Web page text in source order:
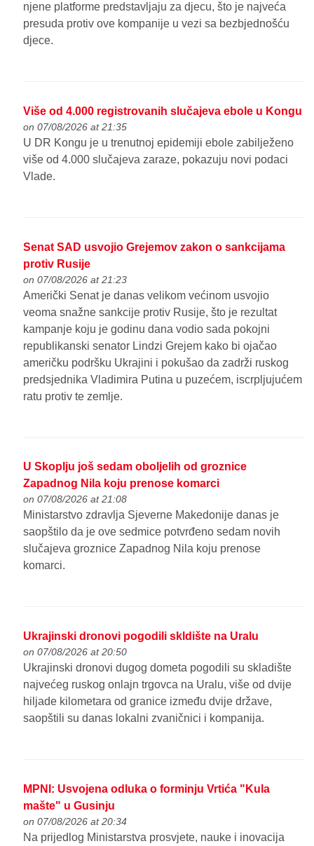
njene platforme predstavljaju za djecu, što je najveća
presuda protiv ove kompanije u vezi sa bezbjednošću
djece.
Više od 4.000 registrovanih slučajeva ebole u Kongu
on 07/08/2026 at 21:35
U DR Kongu je u trenutnoj epidemiji ebole zabilježeno
više od 4.000 slučajeva zaraze, pokazuju novi podaci
Vlade.
Senat SAD usvojio Grejemov zakon o sankcijama
protiv Rusije
on 07/08/2026 at 21:23
Američki Senat je danas velikom većinom usvojio
veoma snažne sankcije protiv Rusije, što je rezultat
kampanje koju je godinu dana vodio sada pokojni
republikanski senator Lindzi Grejem kako bi ojačao
američku podršku Ukrajini i pokušao da zadrži ruskog
predsjednika Vladimira Putina u puzećem, iscrpljujućem
ratu protiv te zemlje.
U Skoplju još sedam oboljelih od groznice
Zapadnog Nila koju prenose komarci
on 07/08/2026 at 21:08
Ministarstvo zdravlja Sjeverne Makedonije danas je
saopštilo da je ove sedmice potvrđeno sedam novih
slučajeva groznice Zapadnog Nila koju prenose
komarci.
Ukrajinski dronovi pogodili skldište na Uralu
on 07/08/2026 at 20:50
Ukrajinski dronovi dugog dometa pogodili su skladište
najvećeg ruskog onlajn trgovca na Uralu, više od dvije
hiljade kilometara od granice između dvije države,
saopštili su danas lokalni zvaničnici i kompanija.
MPNI: Usvojena odluka o forminju Vrtića "Kula
mašte" u Gusinju
on 07/08/2026 at 20:34
Na prijedlog Ministarstva prosvjete, nauke i inovacija